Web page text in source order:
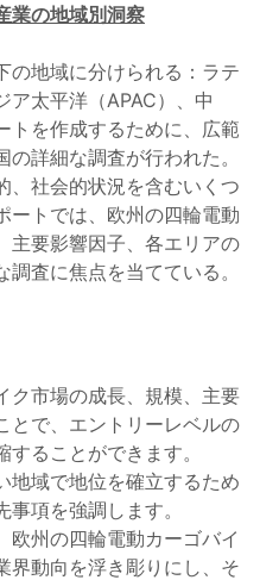
業の地域別洞察
の地域に分けられる：ラテ
ア太平洋（APAC）、中
トを作成するために、広範
詳細な調査が行われた。
、社会的状況を含むいくつ
ートでは、欧州の四輪電動
主要影響因子、各エリアの
査に焦点を当てている。
ク市場の成長、規模、主要
とで、エントリーレベルの
ることができます。
地域で地位を確立するため
項を強調します。
欧州の四輪電動カーゴバイ
界動向を浮き彫りにし、そ